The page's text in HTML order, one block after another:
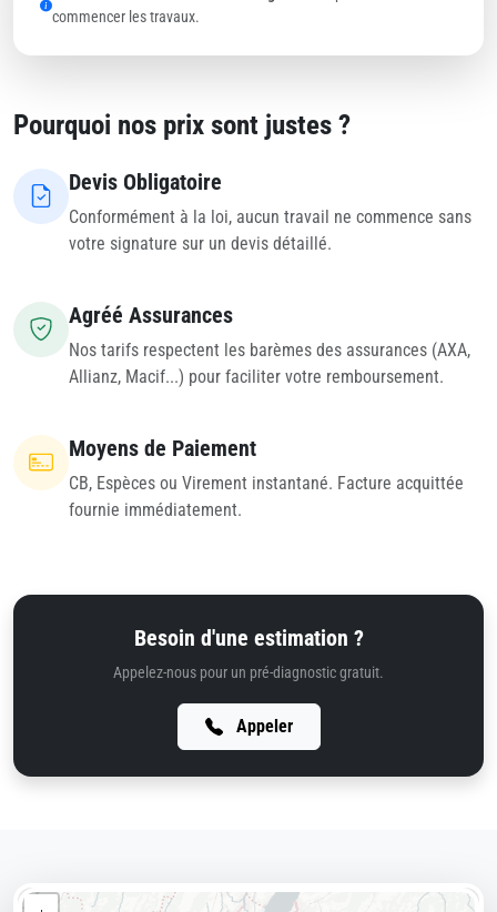
commencer les travaux.
Pourquoi nos prix sont justes ?
Devis Obligatoire
Conformément à la loi, aucun travail ne commence sans
votre signature sur un devis détaillé.
Agréé Assurances
Nos tarifs respectent les barèmes des assurances (AXA,
Allianz, Macif...) pour faciliter votre remboursement.
Moyens de Paiement
CB, Espèces ou Virement instantané. Facture acquittée
fournie immédiatement.
Besoin d'une estimation ?
Appelez-nous pour un pré-diagnostic gratuit.
Appeler